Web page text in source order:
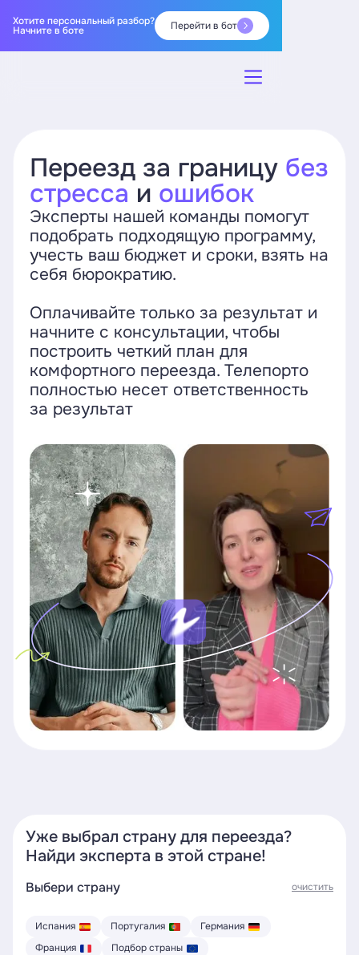
Хотите персональный разбор?
Начните в боте Перейти в бот
Переезд за границу без
стресса и ошибок
Эксперты нашей команды помогут
подобрать подходящую программу,
учесть ваш бюджет и сроки, взять на
себя бюрократию.
Оплачивайте только за результат и
начните с консультации, чтобы
построить четкий план для
комфортного переезда. Телепорто
полностью несет ответственность
за результат
Уже выбрал страну для переезда?
Найди эксперта в этой стране!
Выбери страну очистить
Испания Португалия
Германия
Франция
Подбор страны